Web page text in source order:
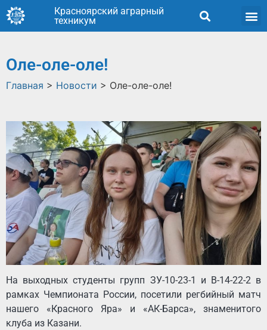
Красноярский аграрный
техникум
Оле-оле-оле!
Главная > Новости > Оле-оле-оле!
На выходных студенты групп ЗУ-10-23-1 и В-14-22-2 в
рамках Чемпионата России, посетили регбийный матч
нашего «Красного Яра» и «АК-Барса», знаменитого
клуба из Казани.